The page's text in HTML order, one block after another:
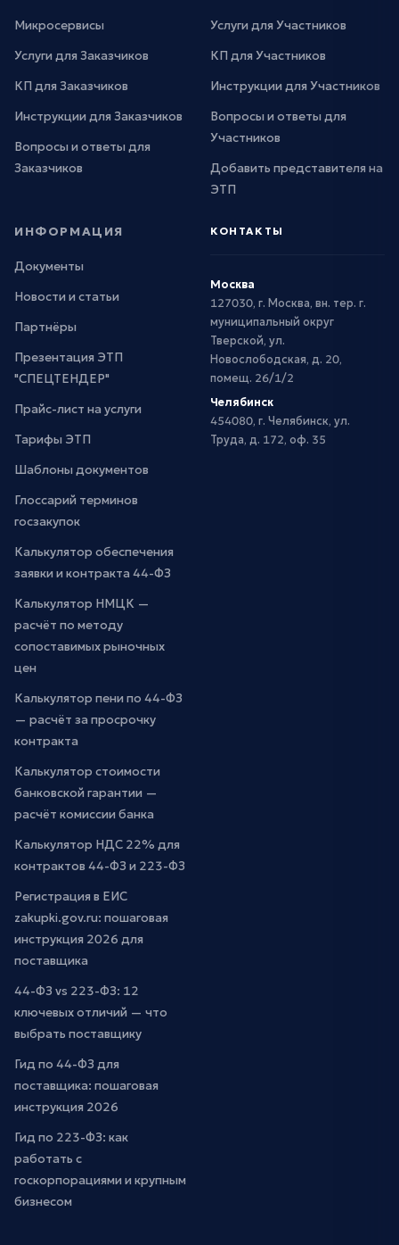
Микросервисы
Услуги для Заказчиков
КП для Заказчиков
Инструкции для Заказчиков
Вопросы и ответы для
Заказчиков
Услуги для Участников
КП для Участников
Инструкции для Участников
Вопросы и ответы для
Участников
Добавить представителя на
ЭТП
ИНФОРМАЦИЯ
Документы
Новости и статьи
Партнёры
Презентация ЭТП
"СПЕЦТЕНДЕР"
Прайс-лист на услуги
Тарифы ЭТП
Шаблоны документов
Глоссарий терминов
госзакупок
Калькулятор обеспечения
заявки и контракта 44-ФЗ
Калькулятор НМЦК —
расчёт по методу
сопоставимых рыночных
цен
Калькулятор пени по 44-ФЗ
— расчёт за просрочку
контракта
Калькулятор стоимости
банковской гарантии —
расчёт комиссии банка
Калькулятор НДС 22% для
контрактов 44-ФЗ и 223-ФЗ
Регистрация в ЕИС
zakupki.gov.ru: пошаговая
инструкция 2026 для
поставщика
44-ФЗ vs 223-ФЗ: 12
ключевых отличий — что
выбрать поставщику
Гид по 44-ФЗ для
поставщика: пошаговая
инструкция 2026
Гид по 223-ФЗ: как
работать с
госкорпорациями и крупным
бизнесом
КОНТАКТЫ
Москва
127030, г. Москва, вн. тер. г.
муниципальный округ
Тверской, ул.
Новослободская, д. 20,
помещ. 26/1/2
Челябинск
454080, г. Челябинск, ул.
Труда, д. 172, оф. 35